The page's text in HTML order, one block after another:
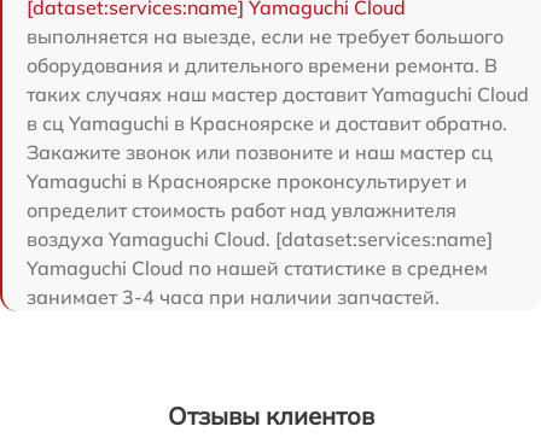
[dataset:services:name] Yamaguchi Cloud
выполняется на выезде, если не требует большого
оборудования и длительного времени ремонта. В
таких случаях наш мастер доставит Yamaguchi Cloud
в сц Yamaguchi в Красноярске и доставит обратно.
Закажите звонок или позвоните и наш мастер сц
Yamaguchi в Красноярске проконсультирует и
определит стоимость работ над увлажнителя
воздуха Yamaguchi Cloud. [dataset:services:name]
Yamaguchi Cloud по нашей статистике в среднем
занимает 3-4 часа при наличии запчастей.
Отзывы клиентов